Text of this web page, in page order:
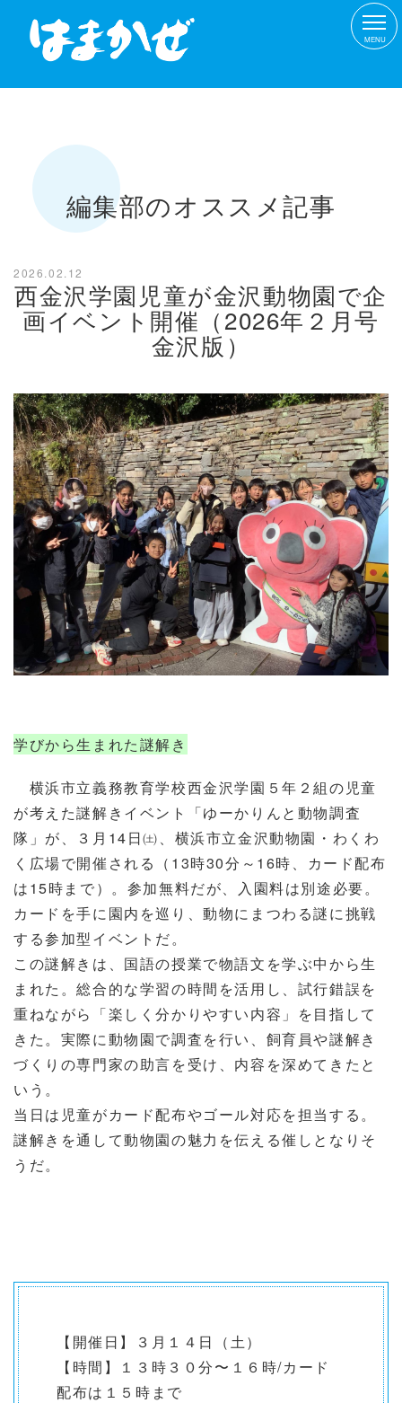
MENU
編集部のオススメ記事
2026.02.12
西金沢学園児童が金沢動物園で企
画イベント開催（2026年２月号
金沢版）
学びから生まれた謎解き
横浜市立義務教育学校西金沢学園５年２組の児童
が考えた謎解きイベント「ゆーかりんと動物調査
隊」が、３月14日㈯、横浜市立金沢動物園・わくわ
く広場で開催される（13時30分～16時、カード配布
は15時まで）。参加無料だが、入園料は別途必要。
カードを手に園内を巡り、動物にまつわる謎に挑戦
する参加型イベントだ。
この謎解きは、国語の授業で物語文を学ぶ中から生
まれた。総合的な学習の時間を活用し、試行錯誤を
重ねながら「楽しく分かりやすい内容」を目指して
きた。実際に動物園で調査を行い、飼育員や謎解き
づくりの専門家の助言を受け、内容を深めてきたと
いう。
当日は児童がカード配布やゴール対応を担当する。
謎解きを通して動物園の魅力を伝える催しとなりそ
うだ。
【開催日】３月１４日（土）
【時間】１３時３０分〜１６時/カード
配布は１５時まで